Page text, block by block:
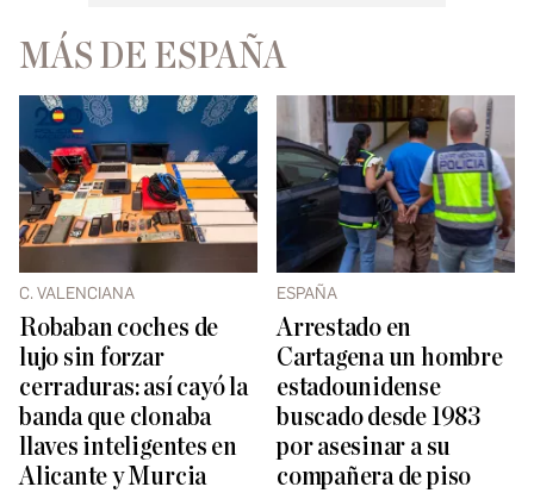
MÁS DE ESPAÑA
C. VALENCIANA
Robaban coches de
lujo sin forzar
cerraduras: así cayó la
banda que clonaba
llaves inteligentes en
Alicante y Murcia
ESPAÑA
Arrestado en
Cartagena un hombre
estadounidense
buscado desde 1983
por asesinar a su
compañera de piso